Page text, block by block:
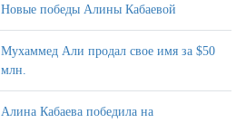
Новые победы Алины Кабаевой
Мухаммед Али продал свое имя за $50
млн.
Алина Кабаева победила на